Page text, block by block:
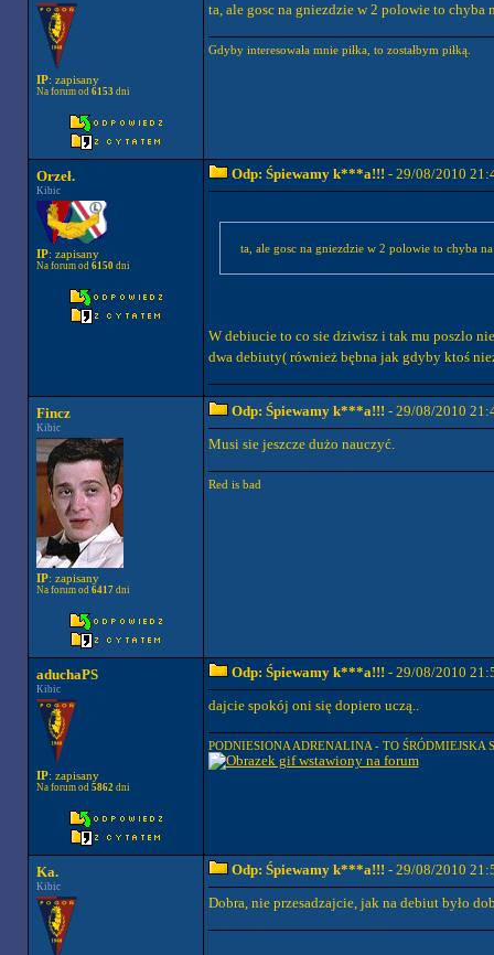
IP: zapisany
Na forum od 6153 dni
ta, ale gosc na gniezdzie w 2 polowie to chyba
Gdyby interesowała mnie piłka, to zostałbym piłką.
Orzeł.
Kibic
IP: zapisany
Na forum od 6150dni
Odp: Śpiewamy k***a!!! - 29/08/2010
W debiucie to co sie dziwisz i tak mu poszlo
dwa debiuty( również bębna jak gdyby ktoś
Fincz
Kibic
IP: zapisany
Na forum od 6417dni
Odp: Śpiewamy k***a!!! - 29/08/2010
Musi sie jeszcze dużo nauczyć.
Red is bad
aduchaPS
Kibic
IP: zapisany
Na forum od 5862dni
Odp: Śpiewamy k***a!!! - 29/08/2010
dajcie spokój oni się dopiero uczą..
PODNIESIONA ADRENALINA - TO ŚRÓDMIEJSKA
Ka.
Kibic
Odp: Śpiewamy k***a!!! - 29/08/2010
Dobra, nie przesadzajcie, jak na debiut było